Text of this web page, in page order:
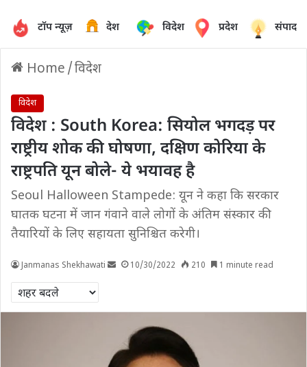
टॉप न्यूज़ देश विदेश प्रदेश
Home /विदेश
विदेश
विदेश : South Korea: सियोल भगदड़ पर
राष्ट्रीय शोक की घोषणा, दक्षिण कोरिया के
राष्ट्रपति यून बोले- ये भयावह है
Seoul Halloween Stampede: यून ने कहा कि सरकार
घातक घटना में जान गंवाने वाले लोगों के अंतिम संस्कार की
तैयारियों के लिए सहायता सुनिश्चित करेगी।
Janmanas Shekhawati 10/30/2022 210 1 minute read